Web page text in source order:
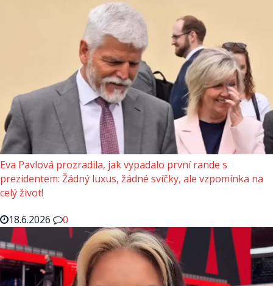
Eva Pavlová prozradila, jak vypadalo první rande s
prezidentem: Žádný luxus, žádné svíčky, ale vzpomínka na
celý život!
18.6.2026
0